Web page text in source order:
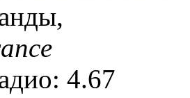
4.67